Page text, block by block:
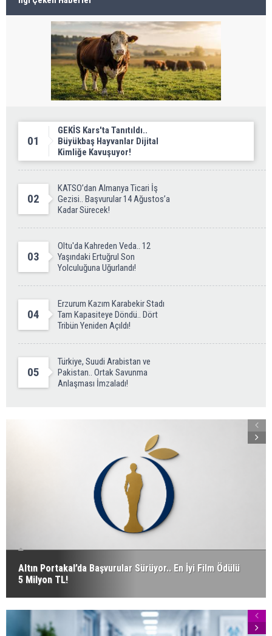
01
GEKİS Kars'ta Tanıtıldı..
Büyükbaş Hayvanlar Dijital
Kimliğe Kavuşuyor!
02
KATSO’dan Almanya Ticari İş
Gezisi.. Başvurular 14 Ağustos’a
Kadar Sürecek!
03
Oltu'da Kahreden Veda.. 12
Yaşındaki Ertuğrul Son
Yolculuğuna Uğurlandı!
04
Erzurum Kazım Karabekir Stadı
Tam Kapasiteye Döndü.. Dört
Tribün Yeniden Açıldı!
05
Türkiye, Suudi Arabistan ve
Pakistan.. Ortak Savunma
Anlaşması İmzaladı!
Altın Portakal’da Başvurular Sürüyor.. En İyi Film Ödülü
5 Milyon TL!